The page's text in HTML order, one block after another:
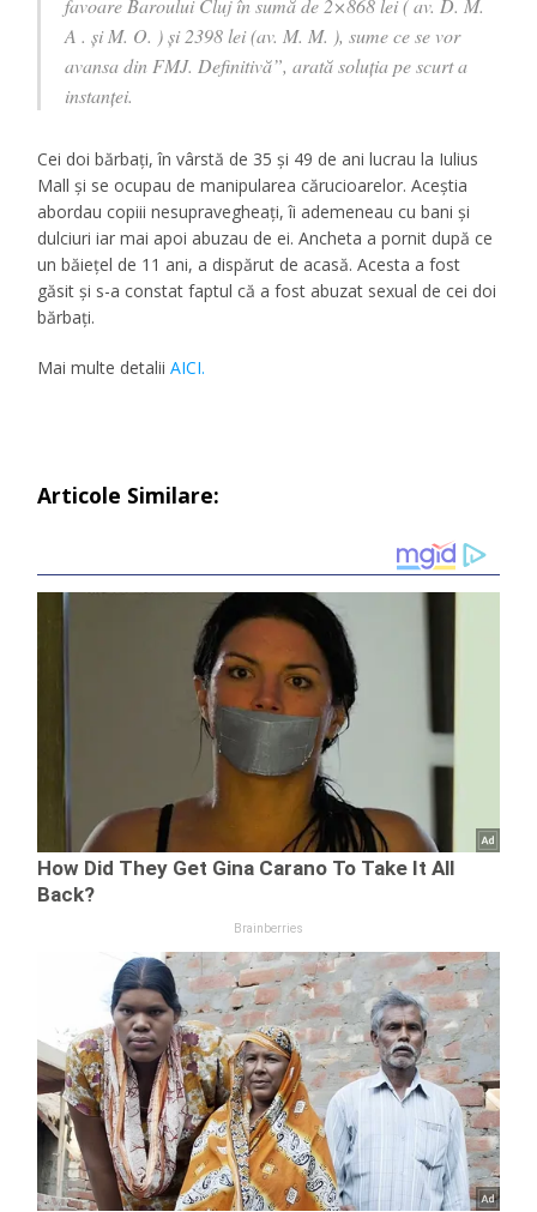
favoare Baroului Cluj în sumă de 2×868 lei ( av. D. M.
A . şi M. O. ) şi 2398 lei (av. M. M. ), sume ce se vor
avansa din FMJ. Definitivă”, arată soluția pe scurt a
instanței.
Cei doi bărbați, în vârstă de 35 și 49 de ani lucrau la Iulius
Mall și se ocupau de manipularea cărucioarelor. Aceștia
abordau copiii nesupravegheați, îi ademeneau cu bani și
dulciuri iar mai apoi abuzau de ei. Ancheta a pornit după ce
un băiețel de 11 ani, a dispărut de acasă. Acesta a fost
găsit și s-a constat faptul că a fost abuzat sexual de cei doi
bărbați.
Mai multe detaliiAICI.
Articole Similare: